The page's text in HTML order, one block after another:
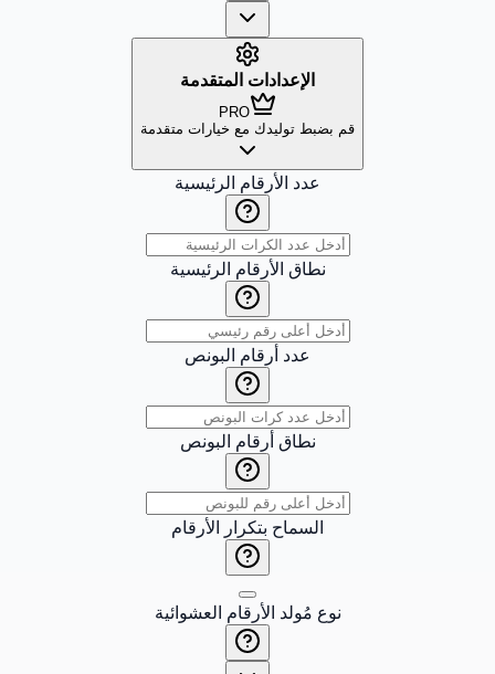
الإعدادات المتقدمة
PRO
قم بضبط توليدك مع خيارات متقدمة
عدد الأرقام الرئيسية
نطاق الأرقام الرئيسية
عدد أرقام البونص
نطاق أرقام البونص
السماح بتكرار الأرقام
نوع مُولد الأرقام العشوائية